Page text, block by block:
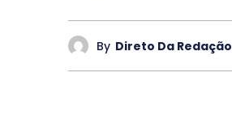
By Direto Da Redação